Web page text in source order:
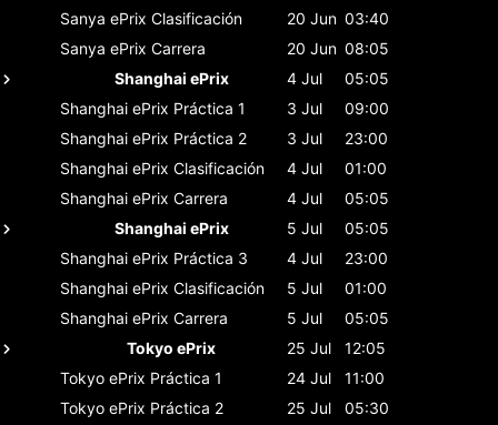
Sanya ePrix Clasificación 20 Jun 03:40
Sanya ePrix Carrera 20 Jun 08:05
Shanghai ePrix
4 Jul
05:05
Shanghai ePrix Práctica 1 3 Jul
09:00
Shanghai ePrix Práctica 2 3 Jul
23:00
Shanghai ePrix Clasificación 4 Jul
01:00
Shanghai ePrix Carrera 4 Jul
05:05
Shanghai ePrix
5 Jul
05:05
Shanghai ePrix Práctica 3 4 Jul
23:00
Shanghai ePrix Clasificación 5 Jul
01:00
Shanghai ePrix Carrera 5 Jul
05:05
Tokyo ePrix
25 Jul
12:05
Tokyo ePrix Práctica 1 24 Jul
11:00
Tokyo ePrix Práctica 2 25 Jul
05:30